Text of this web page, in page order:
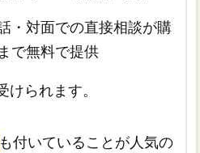
・対面での直接相談が購
で無料で提供
けられます。
も付いていることが人気の